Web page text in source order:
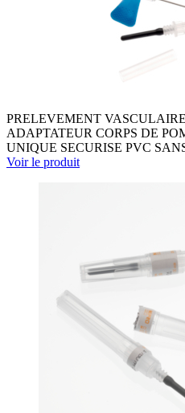
PRELEVEMENT
ADAPTATEUR CORPS DE
UNIQUE SECURISE PVC
Voir le produit